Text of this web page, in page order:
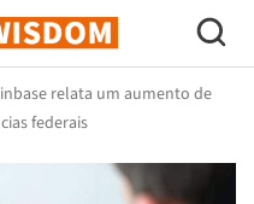
Bitcoin
relata um aumento de
federais